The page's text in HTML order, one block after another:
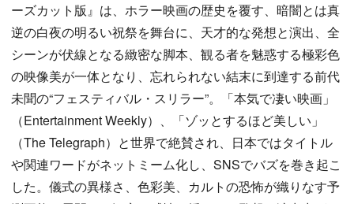
ーズカット版』は、ホラー映画の歴史を覆す、暗闇とは真
逆の白夜の明るい祝祭を舞台に、天才的な発想と演出、全
シーンが伏線となる緻密な脚本、観る者を魅惑する極彩色
の映像美が一体となり、忘れられない結末に到達する前代
未聞の“フェスティバル・スリラー”。「本気で凄い映画」
（Entertainment Weekly）、「ゾッとするほど美しい」
（The Telegraph）と世界で絶賛され、日本ではタイトル
や関連ワードがネットミーム化し、SNSでバズを巻き起こ
した。儀式の異様さ、色彩美、カルトの恐怖が織りなす予